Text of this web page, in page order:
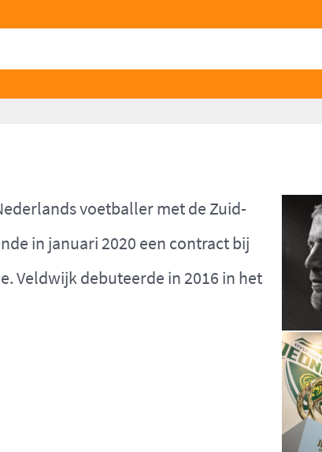
voetballer met de Zuid-
in januari 2020 een contract bij
Veldwijk debuteerde in 2016 in het